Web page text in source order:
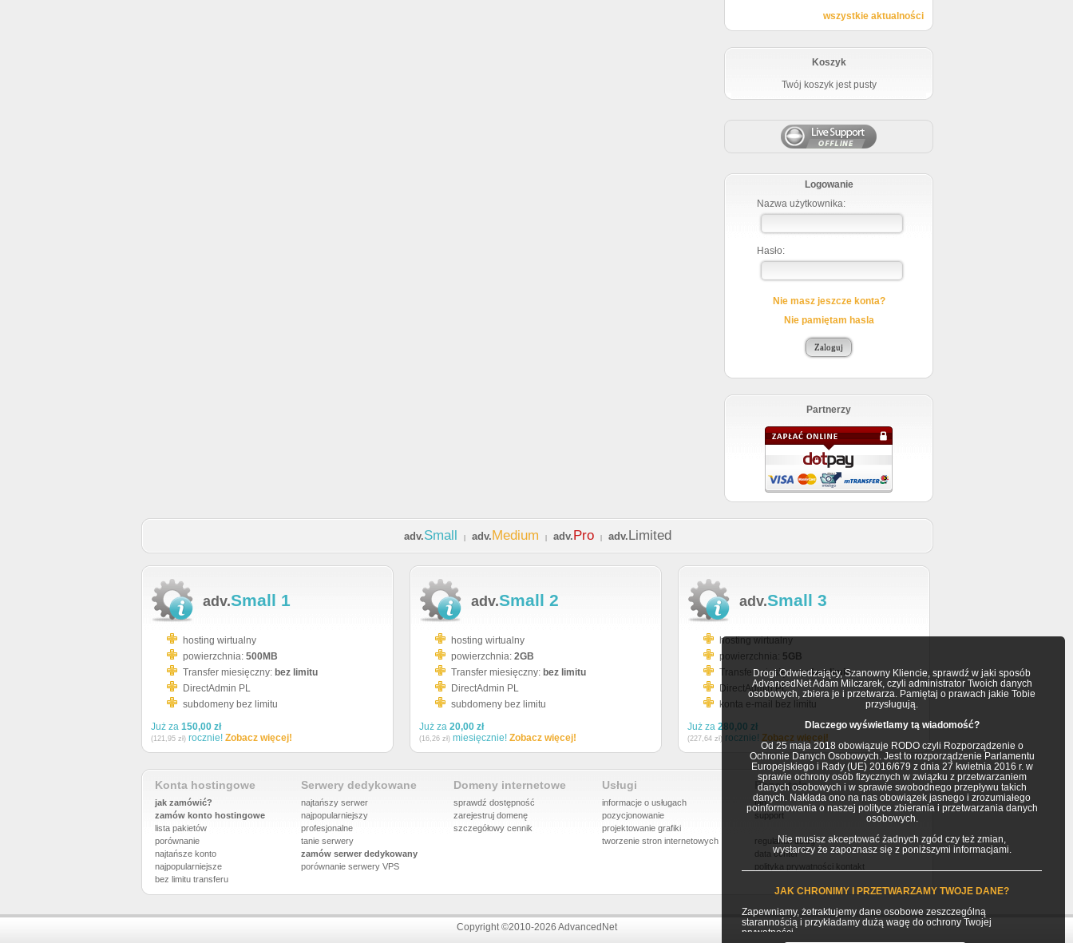
Drogi Odwiedzający, Szanowny Kliencie, sprawdź w jaki sposób
AdvancedNet Adam Milczarek, czyli administrator Twoich danych
osobowych, zbiera je i przetwarza. Pamiętaj o prawach jakie Tobie
przysługują.
Dlaczego wyświetlamy tą wiadomość?
Od 25 maja 2018 obowiązuje RODO czyli Rozporządzenie o
Ochronie Danych Osobowych. Jest to rozporządzenie Parlamentu
Europejskiego i Rady (UE) 2016/679 z dnia 27 kwietnia 2016 r. w
sprawie ochrony osób fizycznych w związku z przetwarzaniem
danych osobowych i w sprawie swobodnego przepływu takich
danych. Nakłada ono na nas obowiązek jasnego i zrozumiałego
poinformowania o naszej polityce zbierania i przetwarzania danych
osobowych.
Nie musisz akceptować żadnych zgód czy też zmian,
wystarczy że zapoznasz się z poniższymi informacjami.
JAK CHRONIMY I PRZETWARZAMY TWOJE DANE?
Zapewniamy, żetraktujemy dane osobowe zeszczególną
starannością i przykładamy dużą wagę do ochrony Twojej
prywatności.
wszystkie aktualności
Koszyk
Twój koszyk jest pusty
Logowanie
Nazwa użytkownika:
Hasło:
Nie masz jeszcze konta?
Nie pamiętam hasla
Partnerzy
adv.Small adv.Medium adv.Pro adv.Limited
adv.Small 1
hosting wirtualny
powierzchnia: 500MB
Transfer miesięczny: bez limitu
DirectAdmin PL
subdomeny bez limitu
Już za 150,00 zł
(121,95 zł) rocznie! Zobacz więcej!
adv.Small 2
hosting wirtualny
powierzchnia: 2GB
Transfer miesięczny: bez limitu
DirectAdmin PL
subdomeny bez limitu
Już za 20,00 zł
(16,26 zł) miesięcznie! Zobacz więcej!
adv.Small 3
hosting wirtualny
powierzchnia: 5GB
Transfer miesięczny:bez limitu
DirectAdmin PL
konta e-mail bez limitu
Już za 280,00 zł
(227,64 zł) rocznie! Zobacz więcej!
Konta hostingowe
jak zamówić?
zamów konto hostingowe
lista pakietów
porównanie
najtańsze konto
najpopularniejsze
bez limitu transferu
Serwery dedykowane
najtańszy serwer
najpopularniejszy
profesjonalne
tanie serwery
zamów serwer dedykowany
porównanie serwery VPS
Domeny internetowe
sprawdź dostępność
zarejestruj domenę
szczegółowy cennik
Usługi
informacje o usługach
pozycjonowanie
projektowanie grafiki
tworzenie stron internetowych
Pozostałe
faq
support
regulamin usług
data center
polityka prywatności kontakt
Copyright ©2010-2026 AdvancedNet